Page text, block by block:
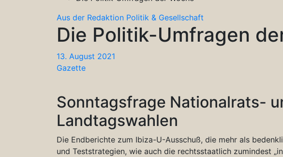
Aus der Redaktion Politik & Gesellschaft
Die Politik-Umfragen
13. August 2021
Gazette
Sonntagsfrage Nationalrats-
Landtagswahlen
Die Endberichte zum Ibiza-U-Ausschuß, die mehr als
und Teststrategien, wie auch die rechtsstaatlich zumindest